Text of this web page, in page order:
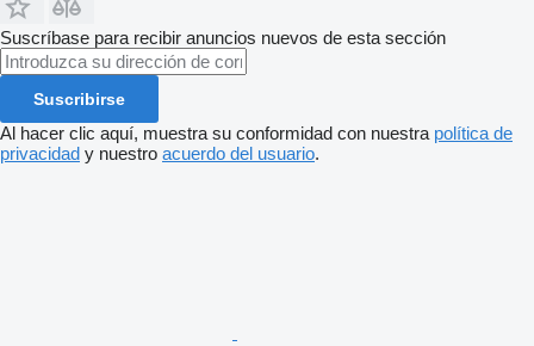
Suscríbase para recibir anuncios nuevos de esta sección
Suscribirse
Al hacer clic aquí, muestra su conformidad con nuestra política de
privacidad y nuestro acuerdo del usuario.